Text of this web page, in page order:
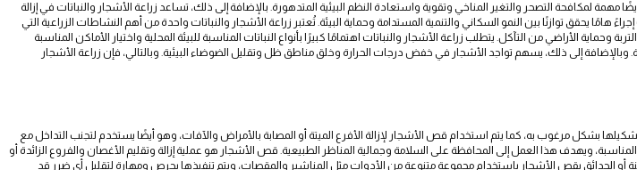
لمكافحة التصحر والتغير المناخي وتقوية واستعادة النظم البيئية المتدهورة. بالإضافة إلى ذلك، تساعد زراعة الأشجار والنباتات في إزالة
هامًا يحقق توازنًا بين النمو السكاني والتنمية المستدامة وحماية البيئة. تُعتبر زراعة الأشجار والنباتات واحدة من أهم النشاطات الزراعية التي
الأراضي من التآكل. يتطلب زراعة الأشجار والنباتات اهتمامًا كبيرًا بأنواع النباتات المناسبة للبيئة المحلية واختيار الأماكن المناسبة
وبالإضافة إلى ذلك، يسهم تواجد الأشجار في خفض درجات الحرارة وخلق مناطق ظل وتقليل الضوضاء البيئية. وبالتالي، فإن زراعة الأشجار
بشكل مرغوب به، كما يتم استخدام قص الأشجار لإزالة الأفرع الميتة أو المصابة بالأمراض والآفات، وهو أيضًا يستخدم لتجنب التداخل مع
ويهدف هذا العمل إلى المحافظة على السلامة وجمالية المناظر الطبيعية. قص الأشجار هو عملية إزالة وتقليم الأغصان والفروع الزائدة أو
الحدائق بقص الأشجار باستخدام مجموعة متنوعة من الأدوات مثل المناشير والمقصات، ويتم تنفيذها بحرص ومهارة لتقليل أي ضرر قد